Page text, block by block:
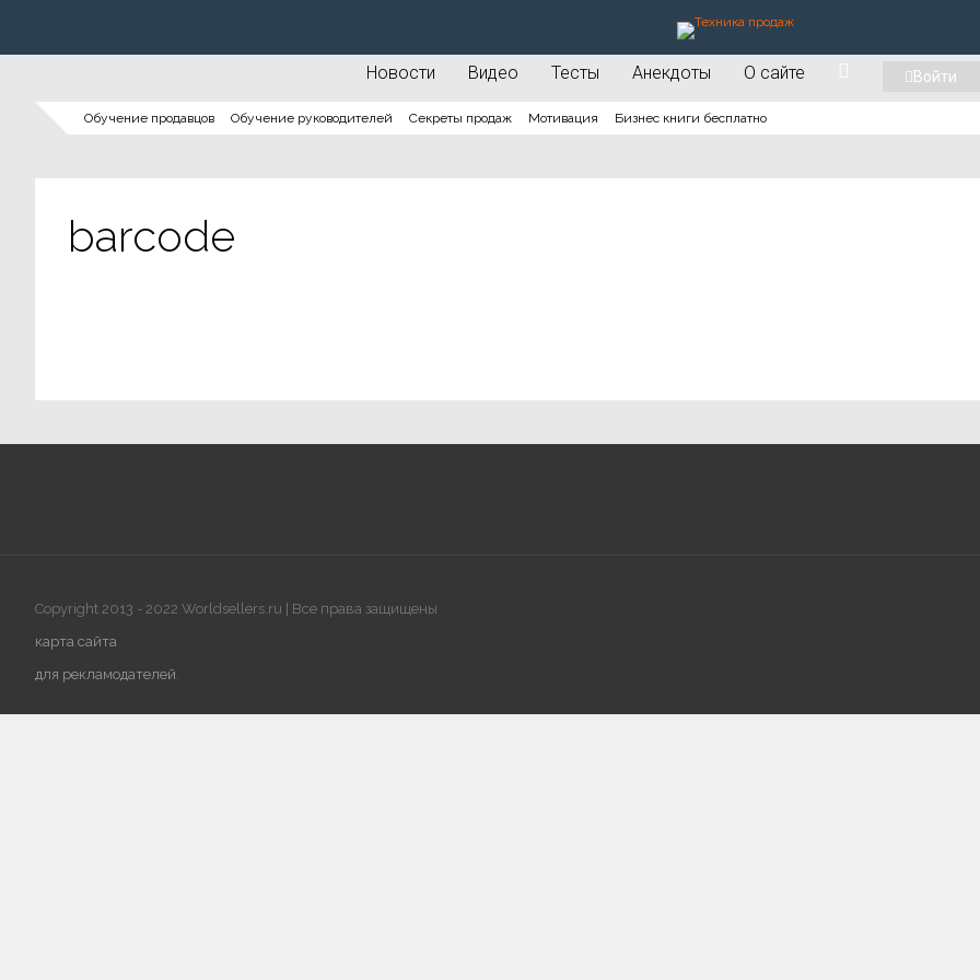
Новости Видео Тесты Анекдоты О сайте Войти
Обучение продавцов Обучение руководителей Секреты продаж Мотивация Бизнес книги бесплатно
barcode
Copyright 2013 - 2022 Worldsellers.ru | Все права защищены
карта сайта
для рекламодателей